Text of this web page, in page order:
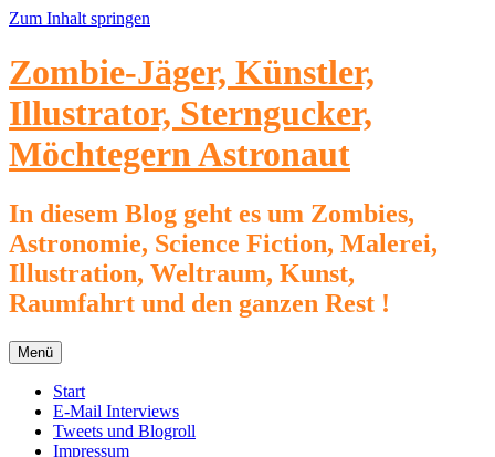
Zum Inhalt springen
Zombie-Jäger, Künstler,
Illustrator, Sterngucker,
Möchtegern Astronaut
In diesem Blog geht es um Zombies,
Astronomie, Science Fiction, Malerei,
Illustration, Weltraum, Kunst,
Raumfahrt und den ganzen Rest !
Menü
Start
E-Mail Interviews
Tweets und Blogroll
Impressum